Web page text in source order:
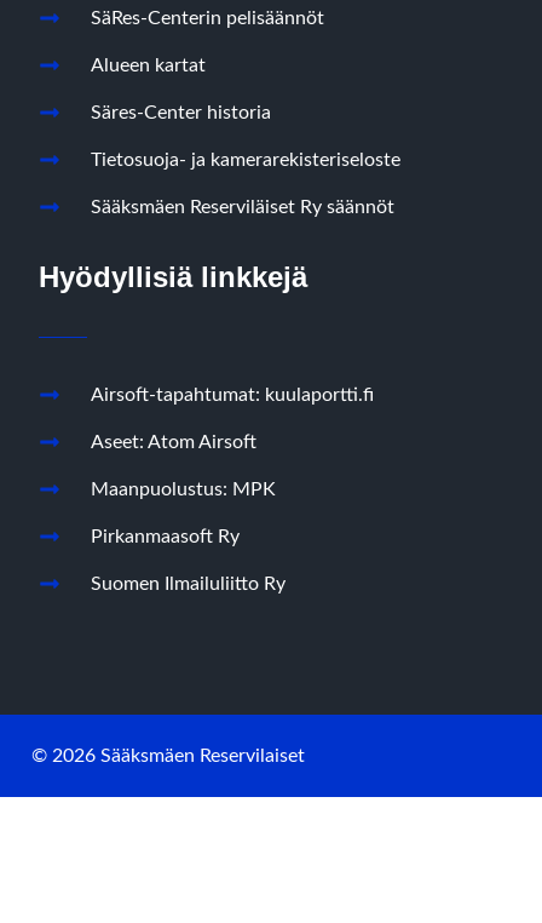
SäRes-Centerin pelisäännöt
Alueen kartat
Säres-Center historia
Tietosuoja- ja kamerarekisteriseloste
Sääksmäen Reserviläiset Ry säännöt
Hyödyllisiä linkkejä
Airsoft-tapahtumat: kuulaportti.fi
Aseet: Atom Airsoft
Maanpuolustus: MPK
Pirkanmaasoft Ry
Suomen Ilmailuliitto Ry
© 2026 Sääksmäen Reservilaiset